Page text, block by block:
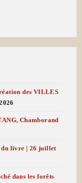
des VILLES
Chamborand
du livre | 26 juillet
dans les forêts